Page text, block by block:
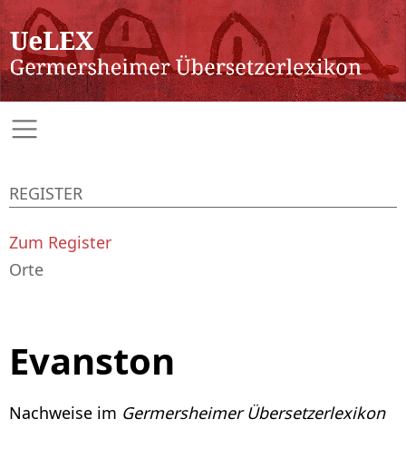
Evanston
Nachweise im Germersheimer Übersetzerlexikon
REGISTER
Zum Register
Orte